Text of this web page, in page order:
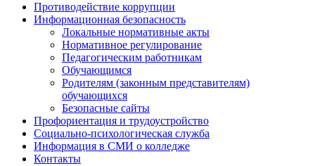
Противодействие коррупции
Информационная безопасность
Локальные нормативные акты
Нормативное регулирование
Педагогическим работникам
Обучающимся
Родителям (законным представителям)
обучающихся
Безопасные сайты
Профориентация и трудоустройство
Социально-психологическая служба
Информация в СМИ о колледже
Контакты